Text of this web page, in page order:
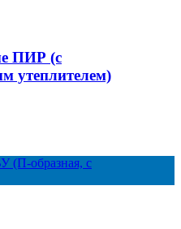
ПИР (с
утеплителем)